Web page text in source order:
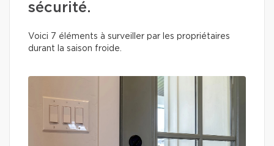
sécurité.
Voici 7 éléments à surveiller par les propriétaires
durant la saison froide.